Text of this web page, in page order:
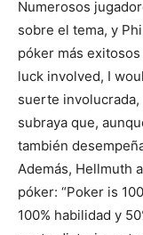
Numerosos
sobre el tema, y
póker más
luck involved, I
suerte involucrada,
subraya que,
también
Además, Hellmuth
póker: “Poker is
100% habilidad y